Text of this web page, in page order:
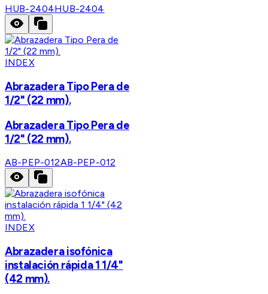
HUB-2404HUB-2404
INDEX
Abrazadera Tipo Pera de
1/2" (22 mm).
Abrazadera Tipo Pera de
1/2" (22 mm).
AB-PEP-012AB-PEP-012
INDEX
Abrazadera isofónica
instalación rápida 1 1/4"
(42 mm).